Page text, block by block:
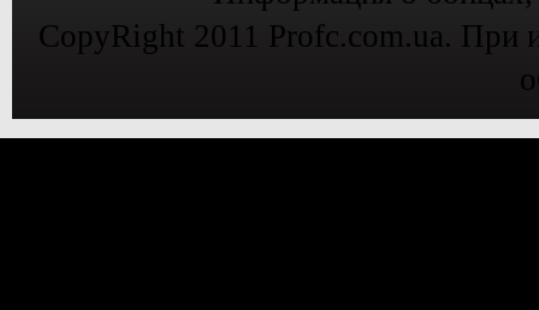
CopyRight 2011 Profc.com.ua. При